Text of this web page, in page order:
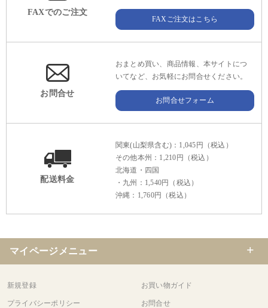
FAXでのご注文
FAXご注文はこちら
お問合せ
おまとめ買い、商品情報、本サイトにつ
いてなど、お気軽にお問合せください。
お問合せフォーム
配送料金
関東(山梨県含む)：1,045円（税込）
その他本州：1,210円（税込）
北海道・四国
・九州：1,540円（税込）
沖縄：1,760円（税込）
マイページメニュー
新規登録 お買い物ガイド
プライバシーポリシー お問合せ